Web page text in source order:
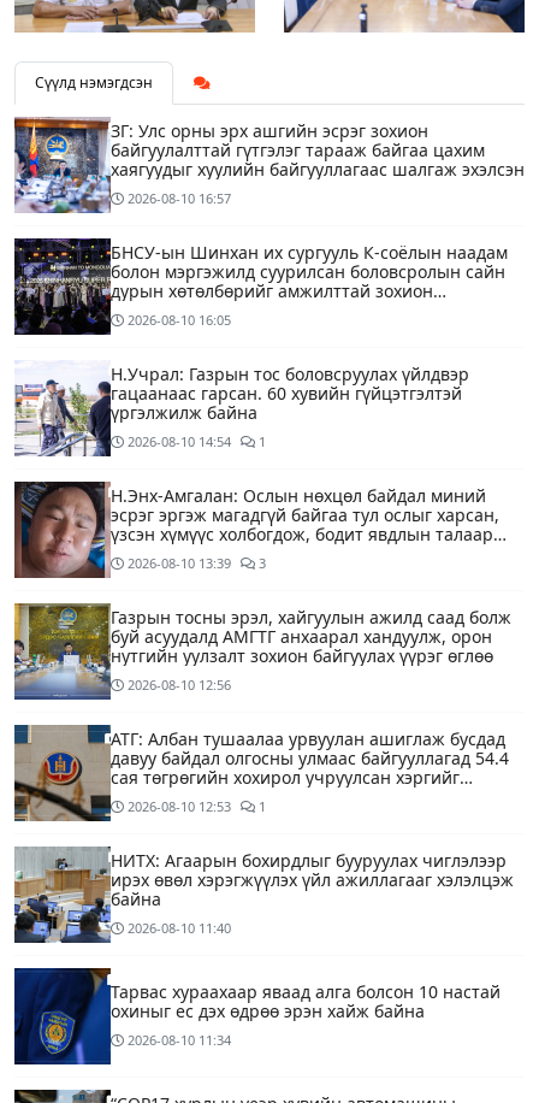
Сүүлд нэмэгдсэн
ЗГ: Улс орны эрх ашгийн эсрэг зохион
байгуулалттай гүтгэлэг тарааж байгаа цахим
хаягуудыг хуулийн байгууллагаас шалгаж эхэлсэн
2026-08-10 16:57
БНСУ-ын Шинхан их сургууль К-соёлын наадам
болон мэргэжилд суурилсан боловсролын сайн
дурын хөтөлбөрийг амжилттай зохион
байгууллаа
2026-08-10 16:05
Н.Учрал: Газрын тос боловсруулах үйлдвэр
гацаанаас гарсан. 60 хувийн гүйцэтгэлтэй
үргэлжилж байна
2026-08-10 14:54 1
Н.Энх-Амгалан: Ослын нөхцөл байдал миний
эсрэг эргэж магадгүй байгаа тул ослыг харсан,
үзсэн хүмүүс холбогдож, бодит явдлын талаар
ярьж өгч тусална уу
2026-08-10 13:39 3
Газрын тосны эрэл, хайгуулын ажилд саад болж
буй асуудалд АМГТГ анхаарал хандуулж, орон
нутгийн уулзалт зохион байгуулах үүрэг өглөө
2026-08-10 12:56
АТГ: Албан тушаалаа урвуулан ашиглаж бусдад
давуу байдал олгосны улмаас байгууллагад 54.4
сая төгрөгийн хохирол учруулсан хэргийг
прокурорт шилжүүллээ
2026-08-10 12:53 1
НИТХ: Агаарын бохирдлыг бууруулах чиглэлээр
ирэх өвөл хэрэгжүүлэх үйл ажиллагааг хэлэлцэж
байна
2026-08-10 11:40
Тарвас хураахаар яваад алга болсон 10 настай
охиныг ес дэх өдрөө эрэн хайж байна
2026-08-10 11:34